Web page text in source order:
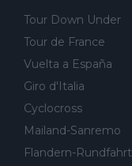
Tour Down Under
Tour de France
Vuelta a España
Giro d'Italia
Cyclocross
Mailand-Sanremo
Flandern-Rundfahrt